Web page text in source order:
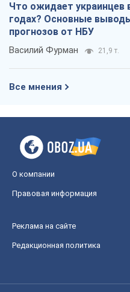
Что ожидает украинцев
годах? Основные
прогнозов от НБУ
Василий Фурман 21,9 т.
Все мнения
О компании
Правовая информация
Реклама на сайте
Редакционная политика